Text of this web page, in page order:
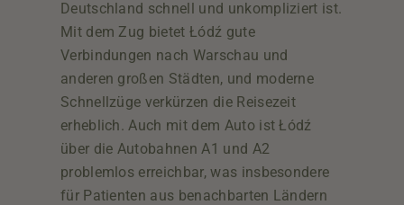
Deutschland schnell und unkompliziert ist.
Mit dem Zug bietet Łódź gute
Verbindungen nach Warschau und
anderen großen Städten, und moderne
Schnellzüge verkürzen die Reisezeit
erheblich. Auch mit dem Auto ist Łódź
über die Autobahnen A1 und A2
problemlos erreichbar, was insbesondere
für Patienten aus benachbarten Ländern